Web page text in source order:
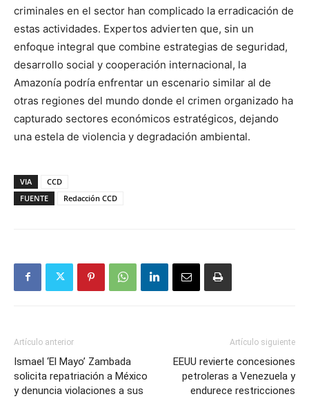
criminales en el sector han complicado la erradicación de
estas actividades. Expertos advierten que, sin un
enfoque integral que combine estrategias de seguridad,
desarrollo social y cooperación internacional, la
Amazonía podría enfrentar un escenario similar al de
otras regiones del mundo donde el crimen organizado ha
capturado sectores económicos estratégicos, dejando
una estela de violencia y degradación ambiental.
VIA
CCD
FUENTE
Redacción CCD
Artículo anterior
Ismael ‘El Mayo’ Zambada
solicita repatriación a México
y denuncia violaciones a sus
Artículo siguiente
EEUU revierte concesiones
petroleras a Venezuela y
endurece restricciones